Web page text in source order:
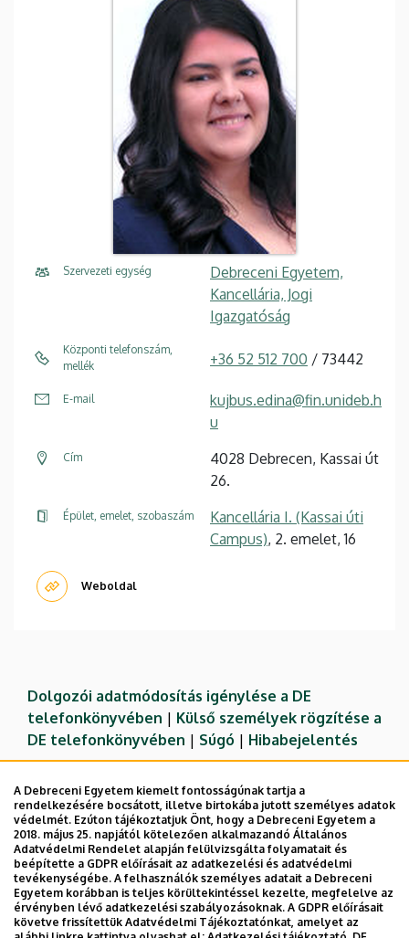
Szervezeti egység
Debreceni Egyetem,
Kancellária, Jogi
Igazgatóság
Központi telefonszám,
mellék
+36 52 512 700 / 73442
E-mail
kujbus.edina@fin.unideb.h
u
Cím
4028 Debrecen, Kassai út
26.
Épület, emelet, szobaszám
Kancellária I. (Kassai úti
Campus), 2. emelet, 16
Weboldal
Dolgozói adatmódosítás igénylése a DE
telefonkönyvében | Külső személyek rögzítése a
DE telefonkönyvében | Súgó | Hibabejelentés
Adatvédelem
A Debreceni Egyetem kiemelt fontosságúnak tartja a
rendelkezésére bocsátott, illetve birtokába jutott személyes adatok
védelmét. Ezúton tájékoztatjuk Önt, hogy a Debreceni Egyetem a
2018. május 25. napjától kötelezően alkalmazandó Általános
Adatvédelmi Rendelet alapján felülvizsgálta folyamatait és
beépítette a GDPR előírásait az adatkezelési és adatvédelmi
tevékenységébe. A felhasználók személyes adatait a Debreceni
Egyetem korábban is teljes körültekintéssel kezelte, megfelelve az
érvényben lévő adatkezelési szabályozásoknak. A GDPR előírásait
követve frissítettük Adatvédelmi Tájékoztatónkat, amelyet az